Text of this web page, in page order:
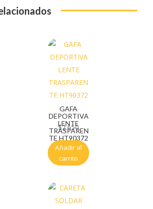
GAFA
DEPORTIVA
LENTE
TRASPAREN
TE HT90372
$2.650
Añadir al
carrito